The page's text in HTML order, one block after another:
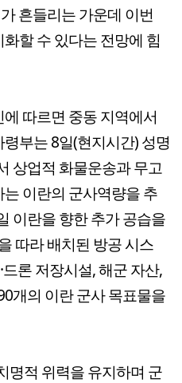
흔들리는 가운데 이번
할 수 있다는 전망에 힘
따르면 중동 지역에서
부는 8일(현지시간) 성명
상업적 화물운송과 무고
이란의 군사역량을 추
이란을 향한 추가 공습을
따라 배치된 방공 시스
론 저장시설, 해군 자산,
개의 이란 군사 목표물을
명적 위력을 유지하며 군